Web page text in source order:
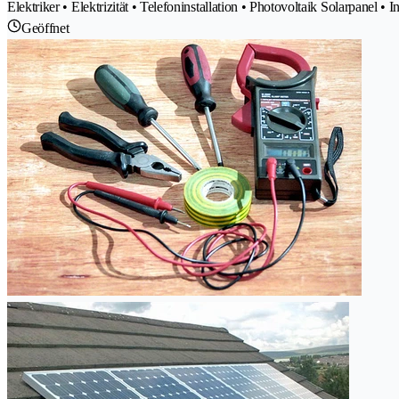
Elektriker • Elektrizität • Telefoninstallation • Photovoltaik Solarpanel •
Geöffnet